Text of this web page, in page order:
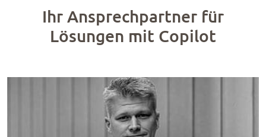
Ihr Ansprechpartner für
Lösungen mit Copilot